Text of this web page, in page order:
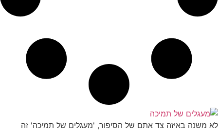
לא משנה באיזה צד אתם של הסיפור, 'מעגלים של תמיכה' זה